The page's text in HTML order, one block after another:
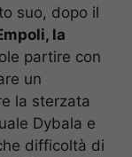
suo, dopo il
la
partire con
un
la sterzata
Dybala e
difficoltà di